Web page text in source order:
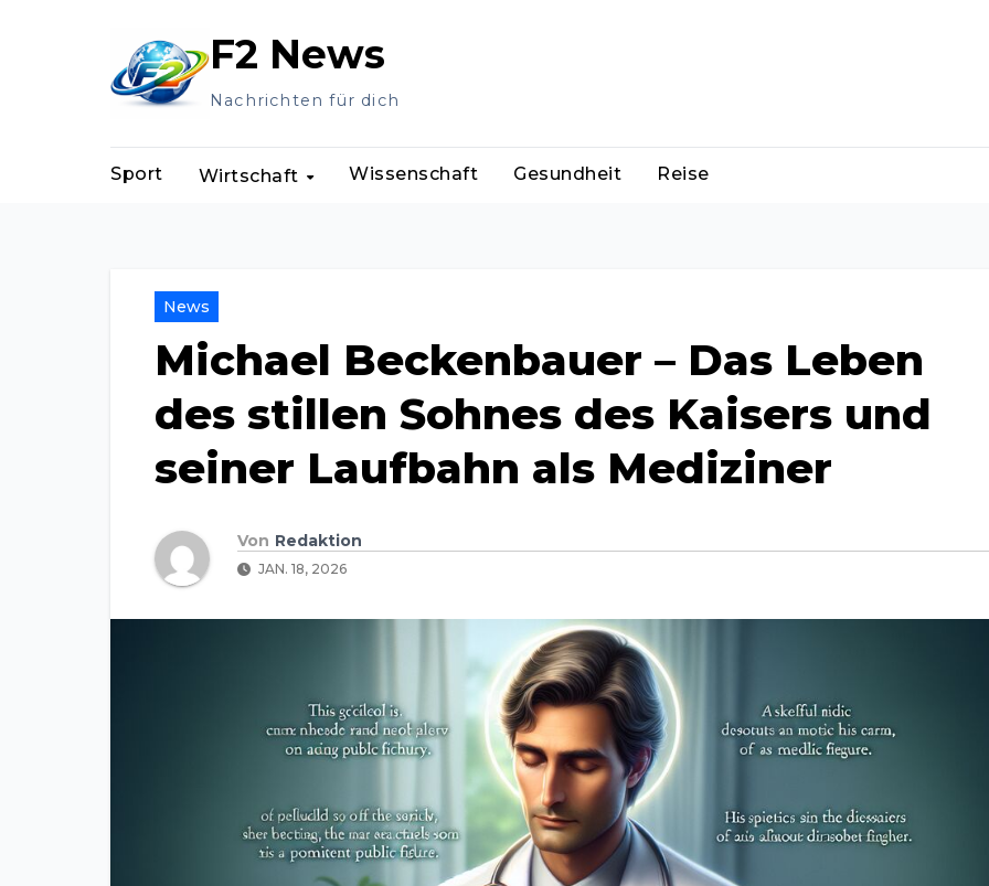
F2 News
Nachrichten für dich
Sport Wirtschaft Wissenschaft Gesundheit Reise
News
Michael Beckenbauer – Das Leben
des stillen Sohnes des Kaisers und
seiner Laufbahn als Mediziner
Von Redaktion
JAN. 18, 2026